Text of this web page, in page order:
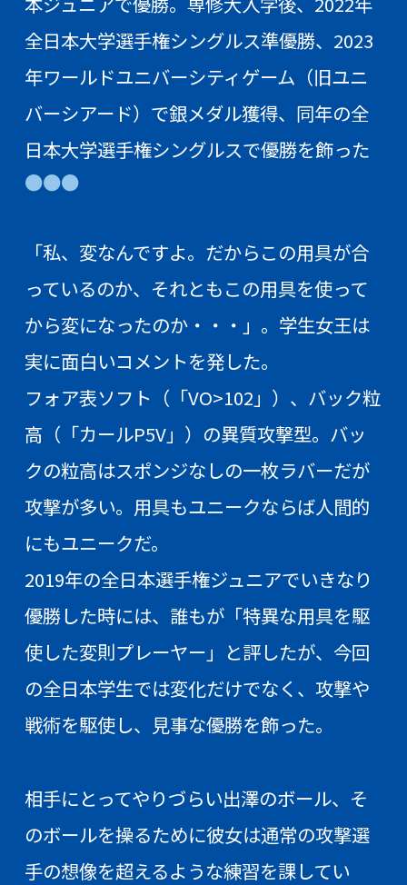
全日本大学選手権シングルス準優勝、2023
年ワールドユニバーシティゲーム（旧ユニ
バーシアード）で銀メダル獲得、同年の全
日本大学選手権シングルスで優勝を飾った
●●●
「私、変なんですよ。だからこの用具が合
っているのか、それともこの用具を使って
から変になったのか・・・」。学生女王は
実に面白いコメントを発した。
フォア表ソフト（「VO>102」）、バック粒
高（「カールP5V」）の異質攻撃型。バッ
クの粒高はスポンジなしの一枚ラバーだが
攻撃が多い。用具もユニークならば人間的
にもユニークだ。
2019年の全日本選手権ジュニアでいきなり
優勝した時には、誰もが「特異な用具を駆
使した変則プレーヤー」と評したが、今回
の全日本学生では変化だけでなく、攻撃や
戦術を駆使し、見事な優勝を飾った。
相手にとってやりづらい出澤のボール、そ
のボールを操るために彼女は通常の攻撃選
手の想像を超えるような練習を課してい